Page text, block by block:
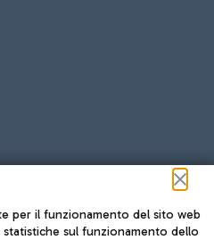
della vicinanza
facile spostarsi
per il funzionamento del sito web
sul funzionamento dello